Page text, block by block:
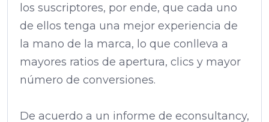
los suscriptores, por ende, que cada uno
de ellos tenga una mejor experiencia de
la mano de la marca, lo que conlleva a
mayores ratios de apertura, clics y mayor
número de conversiones.
De acuerdo a un informe de econsultancy,